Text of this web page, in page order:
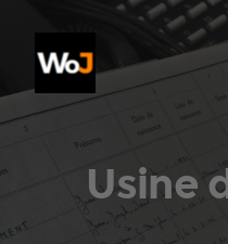
Usine